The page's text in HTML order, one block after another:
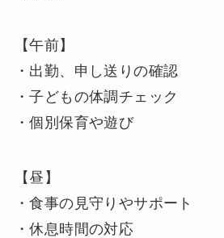
【午前】
・出勤、申し送りの確認
・子どもの体調チェック
・個別保育や遊び
【昼】
・食事の見守りやサポート
・休息時間の対応